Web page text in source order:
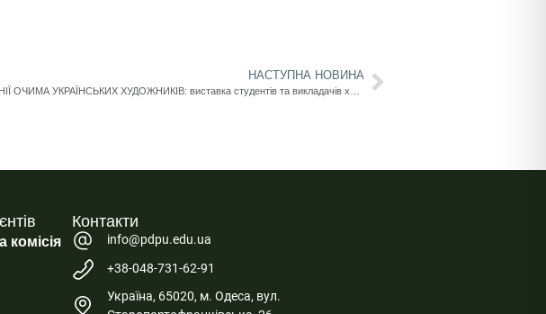
НАСТУПНА НОВИНА
комісія
Контакти
info@pdpu.edu.ua
+38-048-731-62-91
Україна, 65020, м. Одеса, вул.